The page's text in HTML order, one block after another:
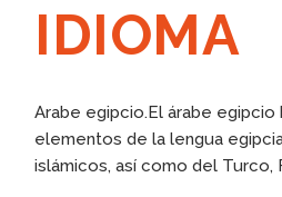
IDIOMA
Arabe egipcio.El árabe egipcio
elementos de la lengua
islámicos, así como del Turco,